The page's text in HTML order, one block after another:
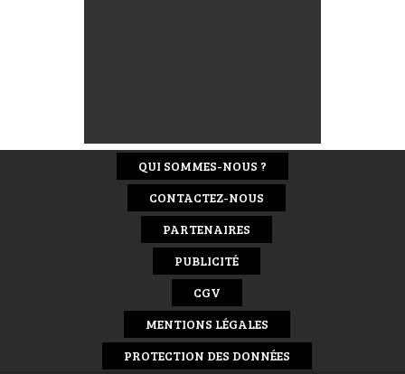
QUI SOMMES-NOUS ?
CONTACTEZ-NOUS
PARTENAIRES
PUBLICITÉ
CGV
MENTIONS LÉGALES
PROTECTION DES DONNÉES